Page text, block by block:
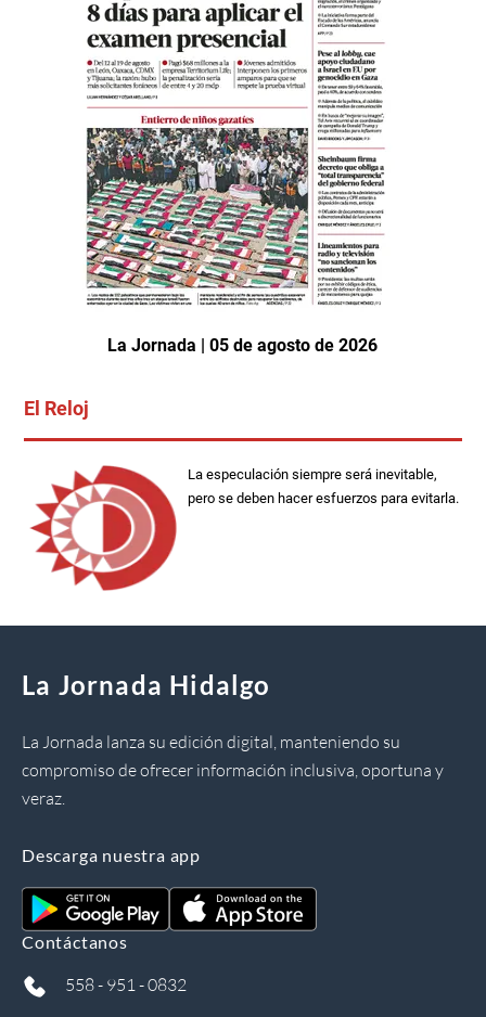
La Jornada | 05 de agosto de 2026
El Reloj
La especulación siempre será inevitable,
pero se deben hacer esfuerzos para evitarla.
La Jornada Hidalgo
La Jornada lanza su edición digital, manteniendo su
compromiso de ofrecer información inclusiva, oportuna y
veraz.
Descarga nuestra app
Contáctanos
558 - 951 - 0832